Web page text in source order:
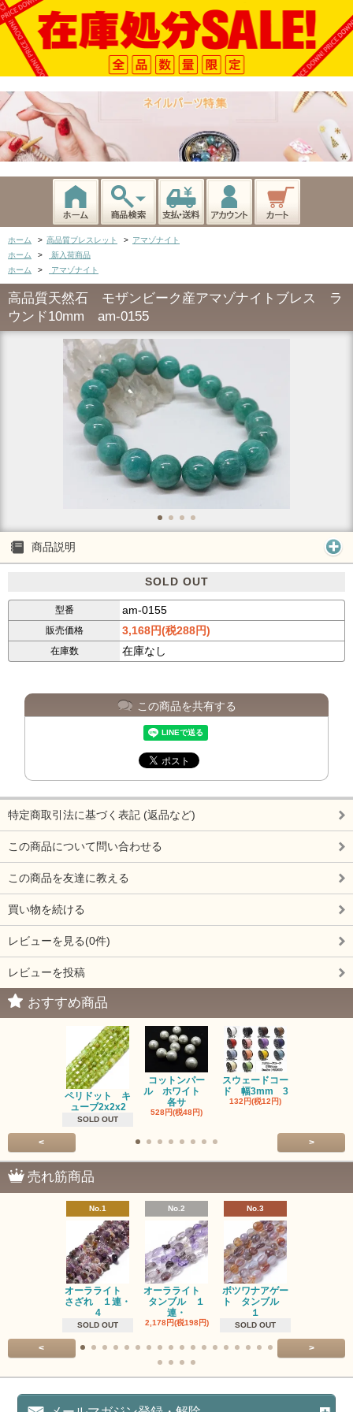
ホーム > 高品質ブレスレット > アマゾナイト
ホーム
>
新入荷商品
ホーム
> アマゾナイト
高品質天然石 モザンビーク産アマゾナイトブレス ラ
ウンド10mm am-0155
商品説明
SOLD OUT
型番 am-0155
販売価格 3,168円(税288円)
在庫数 在庫なし
この商品を共有する
特定商取引法に基づく表記 (返品など)
この商品について問い合わせる
この商品を友達に教える
買い物を続ける
レビューを見る(0件)
レビューを投稿
おすすめ商品
ペリドット キ
ューブ2x2x2
SOLD OUT
コットンパー
ル ホワイト
各サ
528円(税48円)
スウェードコー
ド 幅3mm 3
132円(税12円)
< >
売れ筋商品
No.1
オーラライト
さざれ １連・
4
SOLD OUT
No.2
オーラライト
タンブル １
連・
2,178円(税198円)
No.3
ボツワナアゲー
ト タンブル
１
SOLD OUT
< >